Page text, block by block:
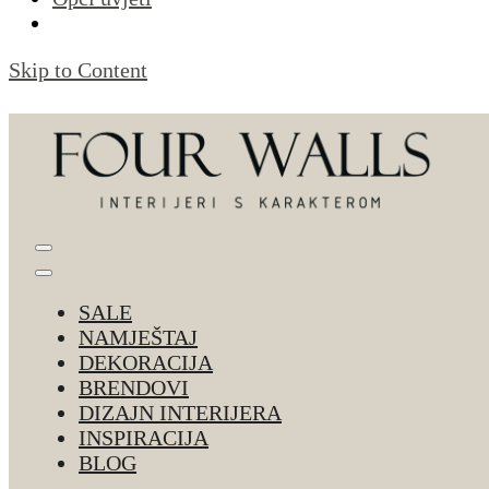
Skip to Content
SALE
NAMJEŠTAJ
DEKORACIJA
BRENDOVI
DIZAJN INTERIJERA
INSPIRACIJA
BLOG